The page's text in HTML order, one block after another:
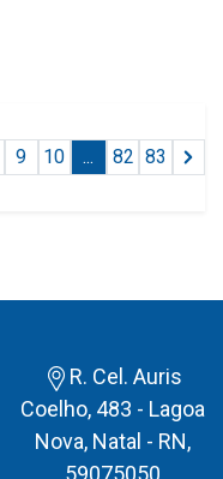
9 10 ... 82 83
R. Cel. Auris
Coelho, 483 - Lagoa
Nova, Natal - RN,
59075050